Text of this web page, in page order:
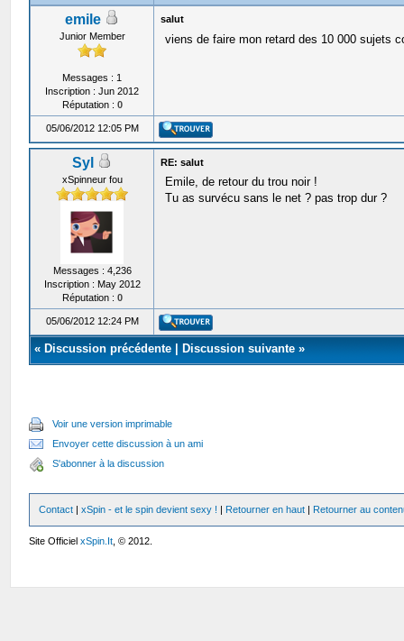
emile
Junior Member
Messages : 1
Inscription : Jun 2012
Réputation : 0
salut
viens de faire mon retard des 10 000 sujets
05/06/2012 12:05 PM
Syl
xSpinneur fou
Messages : 4,236
Inscription : May 2012
Réputation : 0
RE: salut
Emile, de retour du trou noir !
Tu as survécu sans le net ? pas trop dur ?
05/06/2012 12:24 PM
« Discussion précédente Discussion suivante »
Voir une version imprimable
Envoyer cette discussion à un ami
S'abonner à la discussion
Contact |xSpin - et le spin devient sexy ! | Retourner en haut | Retourner au
Site OfficielxSpin.It , © 2012.